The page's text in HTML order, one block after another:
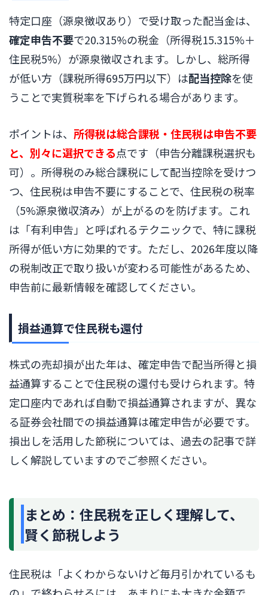
特定口座（源泉徴収あり）で受け取った配当金は、
確定申告不要で20.315%の税金（所得税15.315%＋
住民税5%）が源泉徴収されます。しかし、総所得
が低い方（課税所得695万円以下）は配当控除を使
うことで実質税率を下げられる場合があります。
ポイントは、 所得税は総合課税・住民税は申告不要
と、別々に選択できる点です（申告分離課税選択も
可）。所得税のみ総合課税にして配当控除を受けつ
つ、住民税は申告不要にすることで、住民税の税率
（5%源泉徴収済み）が上がるのを防げます。これ
は「有利申告」と呼ばれるテクニックで、特に課税
所得が低い方に効果的です。ただし、2026年度以降
の税制改正で取り扱いが変わる可能性があるため、
申告前に最新情報を確認してください。
損益通算で住民税も還付
株式の売却損が出た年は、確定申告で配当所得と損
益通算することで住民税の還付も受けられます。特
定口座内であれば自動で損益通算されますが、異な
る証券会社間での損益通算は確定申告が必要です。
損出しを活用した節税については、過去の記事で詳
しく解説していますのでご参照ください。
まとめ：住民税を正しく理解して、
賢く節税しよう
住民税は「よくわからないけど毎月引かれているも